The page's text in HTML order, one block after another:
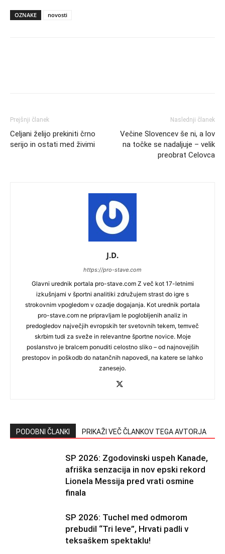
OZNAKE novosti
Prejšnji članek
Celjani želijo prekiniti črno
serijo in ostati med živimi
Naslednji članek
Večine Slovencev še ni, a lov
na točke se nadaljuje – velik
preobrat Celovca
J.D.
https://pro-stave.com
Glavni urednik portala pro-stave.com Z več kot 17-letnimi
izkušnjami v športni analitiki združujem strast do igre s
strokovnim vpogledom v ozadje dogajanja. Kot urednik portala
pro-stave.com ne pripravljam le poglobljenih analiz in
predogledov največjih evropskih ter svetovnih tekem, temveč
skrbim tudi za sveže in relevantne športne novice. Moje
poslanstvo je bralcem ponuditi celostno sliko – od najnovejših
prestopov in poškodb do natančnih napovedi, na katere se lahko
zanesejo.
PODOBNI ČLANKI PRIKAŽI VEČ ČLANKOV TEGA AVTORJA
SP 2026: Zgodovinski uspeh Kanade,
afriška senzacija in nov epski rekord
Lionela Messija pred vrati osmine
finala
SP 2026: Tuchel med odmorom
prebudil “Tri leve”, Hrvati padli v
teksaškem spektaklu!